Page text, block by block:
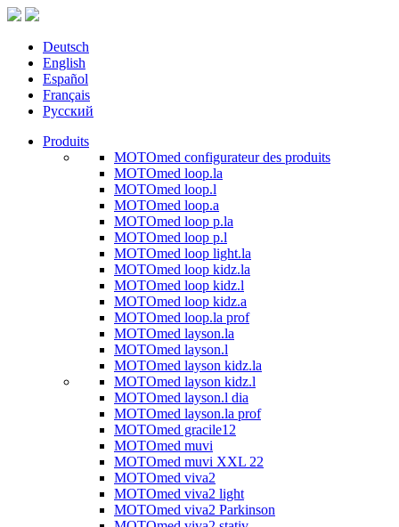
Deutsch
English
Español
Français
Русский
Produits
MOTOmed configurateur des produits
MOTOmed loop.la
MOTOmed loop.l
MOTOmed loop.a
MOTOmed loop p.la
MOTOmed loop p.l
MOTOmed loop light.la
MOTOmed loop kidz.la
MOTOmed loop kidz.l
MOTOmed loop kidz.a
MOTOmed loop.la prof
MOTOmed layson.la
MOTOmed layson.l
MOTOmed layson kidz.la
MOTOmed layson kidz.l
MOTOmed layson.l dia
MOTOmed layson.la prof
MOTOmed gracile12
MOTOmed muvi
MOTOmed muvi XXL 22
MOTOmed viva2
MOTOmed viva2 light
MOTOmed viva2 Parkinson